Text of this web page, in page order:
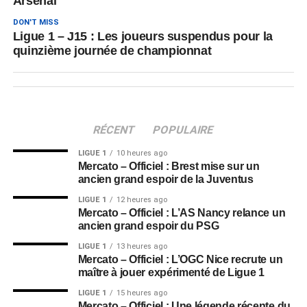
DON'T MISS
Ligue 1 – J15 : Les joueurs suspendus pour la
quinzième journée de championnat
RÉCENT POPULAIRE
LIGUE 1 10 heures ago
Mercato – Officiel : Brest mise sur un
ancien grand espoir de la Juventus
LIGUE 1 12 heures ago
Mercato – Officiel : L’AS Nancy relance un
ancien grand espoir du PSG
LIGUE 1 13 heures ago
Mercato – Officiel : L’OGC Nice recrute un
maître à jouer expérimenté de Ligue 1
LIGUE 1 15 heures ago